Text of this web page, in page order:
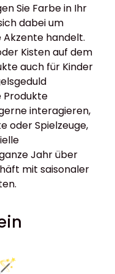
Sie Farbe in Ihr
dabei um
handelt.
Kisten auf dem
auch für Kinder
Produkte
interagieren,
oder Spielzeuge,
Jahr über
mit saisonaler